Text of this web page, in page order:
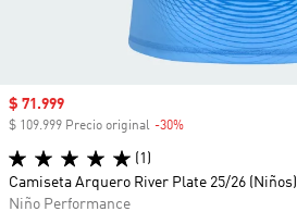
Precio de venta
$ 71.999
$ 109.999 Precio original -30%
(1)
Camiseta Arquero River Plate 25/26 (Niños)
Niño Performance